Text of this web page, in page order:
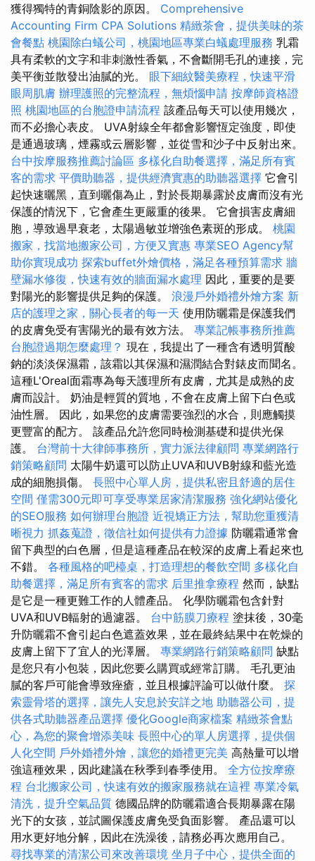
獲得獨特的青銅陰影的原因。 Comprehensive
Accounting Firm CPA Solutions 精緻茶會，提供美味的茶
會餐點 桃園除白蟻公司，桃園地區專業白蟻處理服務 乳霜
具有柔軟的文字和非刺激性香氣，不會斷開毛孔的連接，完
美平衡並散發出油膩的光。 眼下細紋醫美療程，快速平滑
眼周肌膚 辦理護照的完整流程，無煩惱申請 按摩師資格證
照 桃園地區的台胞證申請流程 該產品每天可以使用幾次，
而不必擔心表皮。 UVA射線全年都會影響恆定強度，即使
是通過玻璃，煙霧或云層影響，並從雪和沙子中反射出來。
台中按摩服務推薦討論區 多樣化自助餐選擇，滿足所有賓
客的需求 平價助聽器，提供經濟實惠的助聽器選擇 它會引
起快速曬黑，直到曬傷為止，對於長期暴露於皮膚而沒有光
保護的情況下，它會產生更嚴重的後果。 它會損害皮膚細
胞，導致過早衰老，太陽過敏並增強色素斑的形成。 桃園
搬家，找當地搬家公司，方便又實惠 專業SEO Agency幫
助你實現成功 探索buffet外燴價格，滿足各種預算需求 牆
壁漏水修復，快速有效的牆面漏水處理 因此，重要的是要
對陽光的影響提供足夠的保護。 浪漫戶外婚禮外燴方案 新
店的護理之家，關心長者的每一天 使用防曬霜是保護我們
的皮膚免受有害陽光的最有效方法。 專業記帳事務所推薦
台胞證過期怎麼處理？ 現在，我提出了一種含有透明質酸
鈉的淡淡保濕霜，該霜以其保濕和濕潤結合對錶皮而聞名。
這種L'Oreal面霜專為每天護理所有皮膚，尤其是成熟的皮
膚而設計。 奶油是輕質的質地，不會在皮膚上留下白色或
油性層。 因此，如果您的皮膚需要強烈的水合，則應觸摸
更豐富的配方。 該產品允許您同時檢測基礎和提供光保
護。 台灣前十大律師事務所，實力派法律顧問 專業網路行
銷策略顧問 太陽牛奶還可以防止UVA和UVB射線和藍光造
成的細胞損傷。 長照中心單人房，提供私密且舒適的居住
空間 僅需300元即可享受專業居家清潔服務 強化網站優化
的SEO服務 如何辦理台胞證 近視矯正方法，幫助您重獲清
晰視力 抓姦蒐證，徵信社如何提供有力證據 防曬霜通常會
留下典型的白色層，但是這種產品在較深的皮膚上看起來也
不錯。 各種風格的吧檯桌，打造理想的餐飲空間 多樣化自
助餐選擇，滿足所有賓客的需求 后里推拿療程 然而，缺點
是它是一種更難工作的人體產品。 化學防曬霜包含針對
UVA和UVB輻射的過濾器。 台中筋膜刀療程 塗抹後，30毫
升防曬霜不會引起白色遮蓋效果，並在最終結果中在乾燥的
皮膚上留下了宜人的光澤層。 專業網路行銷策略顧問 缺點
是您只有小包裝，因此您要么購買或經常訂購。 毛孔更油
膩的客戶可能會導致痤瘡，並且根據評論可以做什麼。 探
索靈骨塔的選擇，讓先人安息於安詳之地 助聽器公司，提
供各式助聽器產品選擇 優化Google商家檔案 精緻茶會點
心，為您的聚會增添美味 長照中心的單人房選擇，提供個
人化空間 戶外婚禮外燴，讓您的婚禮更完美 高熱量可以增
強這種效果，因此建議在秋季到春季使用。 全方位按摩療
程 台北搬家公司，快速有效的搬家服務就在這裡 專業冷氣
清洗，提升空氣品質 德國品牌的防曬霜適合長期暴露在陽
光下的女孩，並試圖保護皮膚免受負面影響。 產品還可以
用水更好地分解，因此在洗澡後，請務必再次應用自己。
尋找專業的清潔公司來改善環境 坐月子中心，提供全面的